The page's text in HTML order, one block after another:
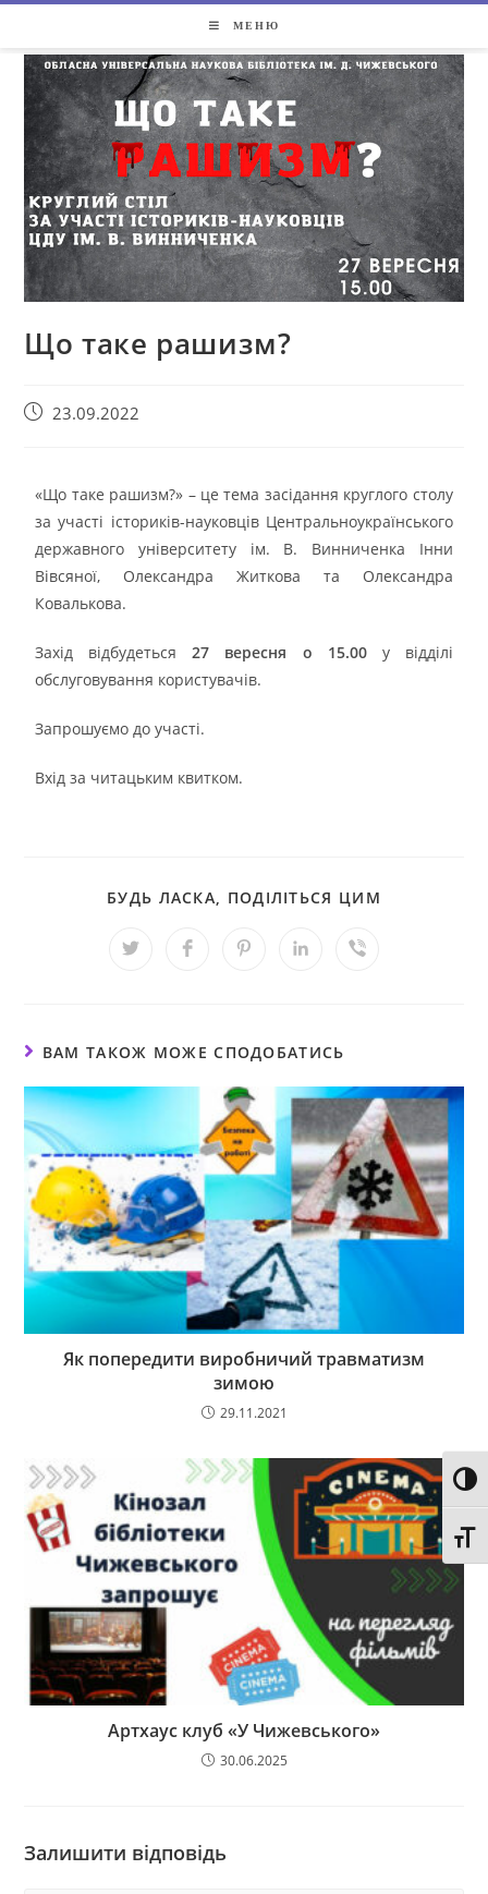
МЕНЮ
Що таке рашизм?
23.09.2022
«Що таке рашизм?» – це тема засідання круглого столу
за участі істориків-науковців Центральноукраїнського
державного університету ім. В. Винниченка Інни
Вівсяної, Олександра Житкова та Олександра
Ковалькова.
Захід відбудеться27 вересня о 15.00у відділі
обслуговування користувачів.
Запрошуємо до участі.
Вхід за читацьким квитком.
БУДЬ ЛАСКА, ПОДІЛІТЬСЯ ЦИМ
ВАМ ТАКОЖ МОЖЕ СПОДОБАТИСЬ
Як попередити виробничий травматизм
зимою
29.11.2021
Артхаус клуб «У Чижевського»
30.06.2025
Залишити відповідь